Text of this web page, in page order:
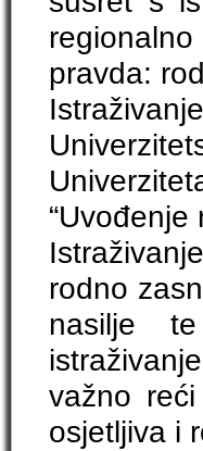
regionalno
pravda:
rodno
nasilje
važno
osjetljiva i